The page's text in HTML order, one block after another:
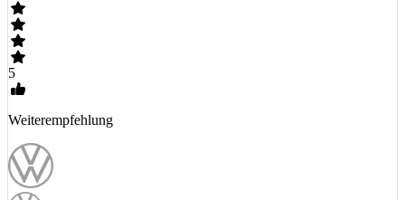
5
Weiterempfehlung